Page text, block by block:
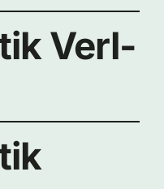
Verl-